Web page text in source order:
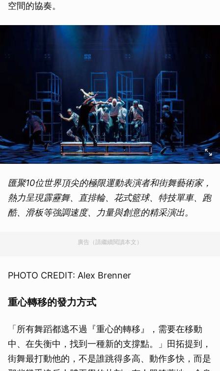
空間的協奏。
匯聚10位世界頂尖的極限運動表演者和街舞藝術家，
熱力呈現霹靂舞、直排輪、花式籃球、特技單車、跑
酷、滑板等強調速度、力量與創意的精采演出。
廣告（請繼續閱讀本文）
PHOTO CREDIT: Alex Brenner
重心轉移的發力方式
「所有舞蹈都逃不過『重心的轉移』，需要在移動
中、在失衡中，找到一種新的支撐點。」田拓提到，
街舞最打動他的，不是誰跳得多高、動作多快，而是